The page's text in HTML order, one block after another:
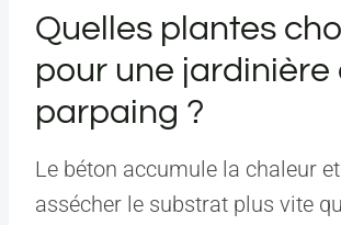
Quelles plantes
pour une jardinière
parpaing ?
Le béton accumule la chaleur
assécher le substrat plus vite